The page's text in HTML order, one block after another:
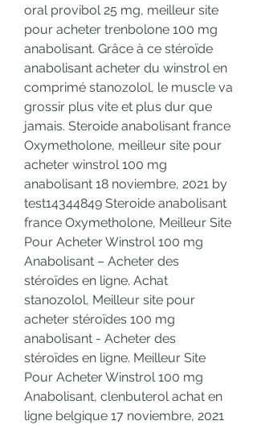
oral provibol 25 mg, meilleur site
pour acheter trenbolone 100 mg
anabolisant. Grâce à ce stéroïde
anabolisant acheter du winstrol en
comprimé stanozolol, le muscle va
grossir plus vite et plus dur que
jamais. Steroide anabolisant france
Oxymetholone, meilleur site pour
acheter winstrol 100 mg
anabolisant 18 noviembre, 2021 by
test14344849 Steroide anabolisant
france Oxymetholone, Meilleur Site
Pour Acheter Winstrol 100 mg
Anabolisant – Acheter des
stéroïdes en ligne. Achat
stanozolol, Meilleur site pour
acheter stéroïdes 100 mg
anabolisant - Acheter des
stéroïdes en ligne. Meilleur Site
Pour Acheter Winstrol 100 mg
Anabolisant, clenbuterol achat en
ligne belgique 17 noviembre, 2021